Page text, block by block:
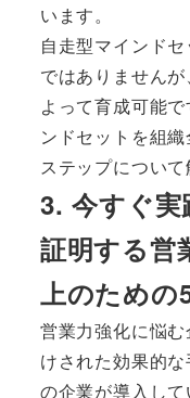
います。
自走型マインド
ではありません
よって育成可能
ンドセットを組
ステップについて
3. 今すぐ
証明する営
上のための
営業力強化に悩
けされた効果的
の企業が導入し